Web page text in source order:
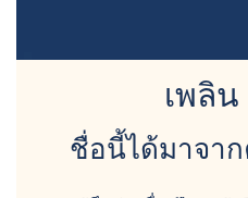
เพลิน
ชื่อนี้ได้มาจา